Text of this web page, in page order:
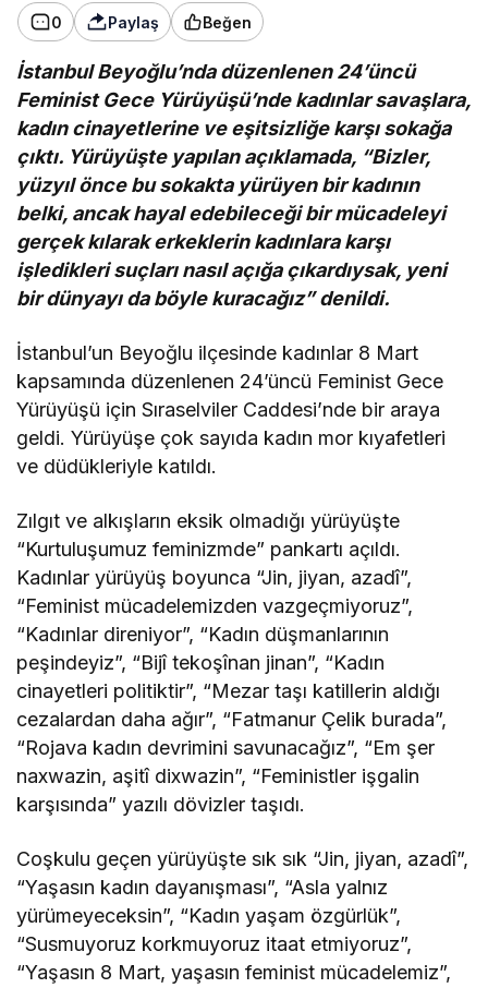
0 Paylaş Beğen
İstanbul Beyoğlu’nda düzenlenen 24’üncü
Feminist Gece Yürüyüşü’nde kadınlar savaşlara,
kadın cinayetlerine ve eşitsizliğe karşı sokağa
çıktı. Yürüyüşte yapılan açıklamada, “Bizler,
yüzyıl önce bu sokakta yürüyen bir kadının
belki, ancak hayal edebileceği bir mücadeleyi
gerçek kılarak erkeklerin kadınlara karşı
işledikleri suçları nasıl açığa çıkardıysak, yeni
bir dünyayı da böyle kuracağız” denildi.
İstanbul’un Beyoğlu ilçesinde kadınlar 8 Mart
kapsamında düzenlenen 24’üncü Feminist Gece
Yürüyüşü için Sıraselviler Caddesi’nde bir araya
geldi. Yürüyüşe çok sayıda kadın mor kıyafetleri
ve düdükleriyle katıldı.
Zılgıt ve alkışların eksik olmadığı yürüyüşte
“Kurtuluşumuz feminizmde” pankartı açıldı.
Kadınlar yürüyüş boyunca “Jin, jiyan, azadî”,
“Feminist mücadelemizden vazgeçmiyoruz”,
“Kadınlar direniyor”, “Kadın düşmanlarının
peşindeyiz”, “Bijî tekoşînan jinan”, “Kadın
cinayetleri politiktir”, “Mezar taşı katillerin aldığı
cezalardan daha ağır”, “Fatmanur Çelik burada”,
“Rojava kadın devrimini savunacağız”, “Em şer
naxwazin, aşitî dixwazin”, “Feministler işgalin
karşısında” yazılı dövizler taşıdı.
Coşkulu geçen yürüyüşte sık sık “Jin, jiyan, azadî”,
“Yaşasın kadın dayanışması”, “Asla yalnız
yürümeyeceksin”, “Kadın yaşam özgürlük”,
“Susmuyoruz korkmuyoruz itaat etmiyoruz”,
“Yaşasın 8 Mart, yaşasın feminist mücadelemiz”,